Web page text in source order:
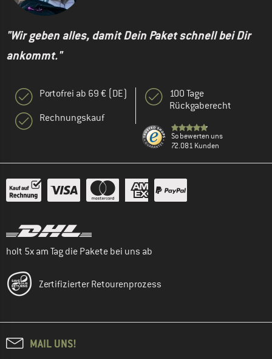
"Wir geben alles, damit Dein Paket schnell bei Dir
ankommt."
Portofrei ab 69 € (DE)
Rechnungskauf
100 Tage
Rückgaberecht
So bewerten uns
72.081 Kunden
holt 5x am Tag die Pakete bei uns ab
Zertifizierter Retourenprozess
MAIL UNS!